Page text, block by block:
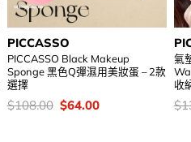
PICCASSO
PICCASSO Black Makeup
Sponge 黑色Q彈濕用美妝蛋 – 2款
選擇
價
錢：
$108.00 Original
price
$64.00Current
氣
收
價
錢
$